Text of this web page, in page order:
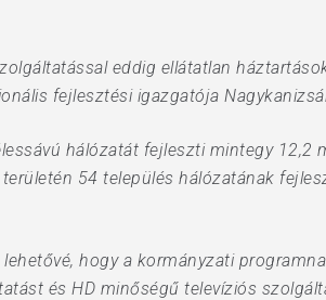
eddig ellátatlan
fejlesztési igazgatója
hálózatát fejleszti mintegy 12,2
54 település hálózatának
hogy a kormányzati
és HD minőségű televíziós